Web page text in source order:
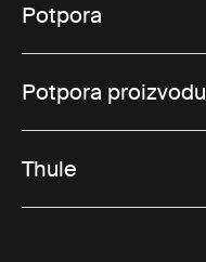
Potpora
Potpora proizvodu
Thule